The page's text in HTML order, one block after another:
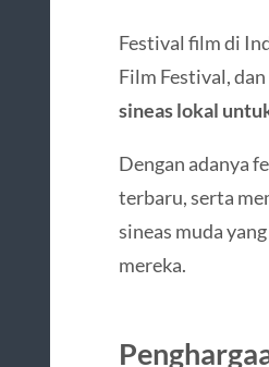
Festival film di
Film Festival,
sineas lokal
Dengan adanya
terbaru, serta
sineas muda
mereka.